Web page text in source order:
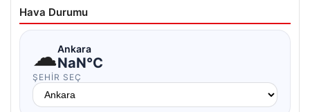
Hava Durumu
☁Ankara
NaN°C
ŞEHIR SEÇ